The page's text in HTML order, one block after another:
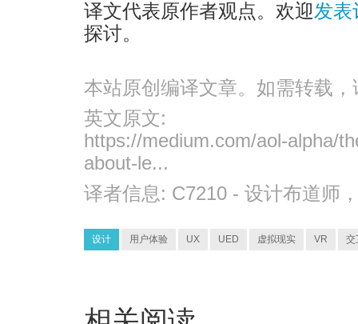
译文代表原作者观点。欢迎发表
探讨。
本站原创编译文章。如需转载
英文原文:
https://medium.com/aol-alpha/
about-le...
译者信息: C7210 - 设计布道师
设计 用户体验 UX UED 虚拟现实 VR 交